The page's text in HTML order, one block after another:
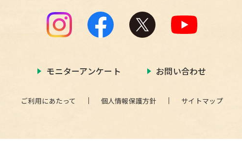
モニターアンケート お問い合わせ
ご利用にあたって 個人情報保護方針 サイトマップ